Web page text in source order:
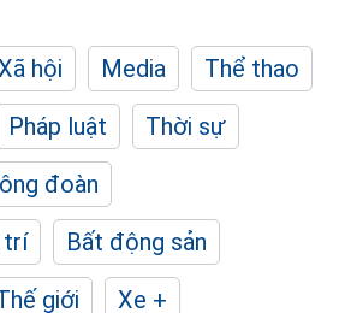
hội Media
Thể thao
Pháp luật
Thời sự
đoàn
trí
Bất động sản
giới
Xe +